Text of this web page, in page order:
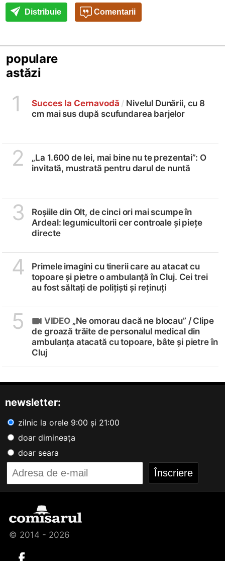
Distribuie Comentarii
populare
astăzi
1 Succes la Cernavodă / Nivelul Dunării, cu 8
cm mai sus după scufundarea barjelor
2
„La 1.600 de lei, mai bine nu te prezentai”: O
invitată, mustrată pentru darul de nuntă
3
Roșiile din Olt, de cinci ori mai scumpe în
Ardeal: legumicultorii cer controale și piețe
directe
4
Primele imagini cu tinerii care au atacat cu
topoare și pietre o ambulanță în Cluj. Cei trei
au fost săltați de polițiști și reținuți
5 VIDEO„Ne omorau dacă ne blocau” /Clipe
de groază trăite de personalul medical din
ambulanța atacată cu topoare, bâte și pietre în
Cluj
newsletter:
zilnic la orele 9:00 și 21:00
doar dimineața
doar seara
© 2014 - 2026